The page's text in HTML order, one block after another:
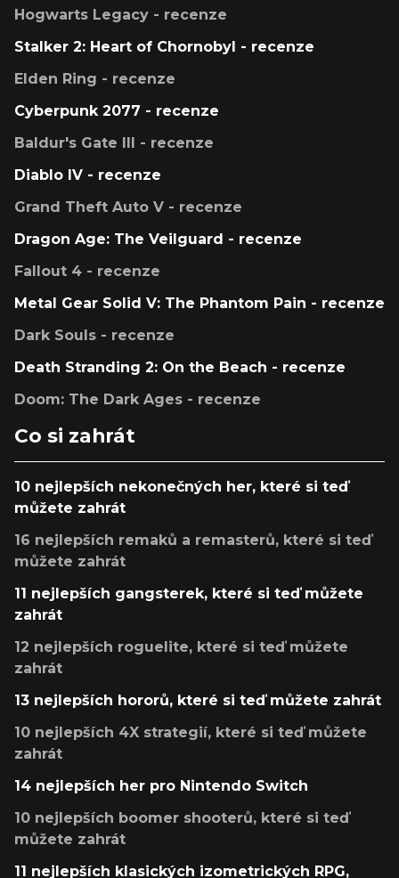
Hogwarts Legacy - recenze
Stalker 2: Heart of Chornobyl - recenze
Elden Ring - recenze
Cyberpunk 2077 - recenze
Baldur's Gate III - recenze
Diablo IV - recenze
Grand Theft Auto V - recenze
Dragon Age: The Veilguard - recenze
Fallout 4 - recenze
Metal Gear Solid V: The Phantom Pain - recenze
Dark Souls - recenze
Death Stranding 2: On the Beach - recenze
Doom: The Dark Ages - recenze
Co si zahrát
10 nejlepších nekonečných her, které si teď
můžete zahrát
16 nejlepších remaků a remasterů, které si teď
můžete zahrát
11 nejlepších gangsterek, které si teď můžete
zahrát
12 nejlepších roguelite, které si teď můžete
zahrát
13 nejlepších hororů, které si teď můžete zahrát
10 nejlepších 4X strategií, které si teď můžete
zahrát
14 nejlepších her pro Nintendo Switch
10 nejlepších boomer shooterů, které si teď
můžete zahrát
11 nejlepších klasických izometrických RPG,